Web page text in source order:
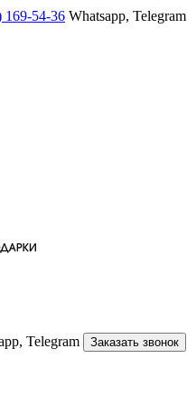
169-54-36 Whatsapp, Telegram
Telegram Заказать звонок